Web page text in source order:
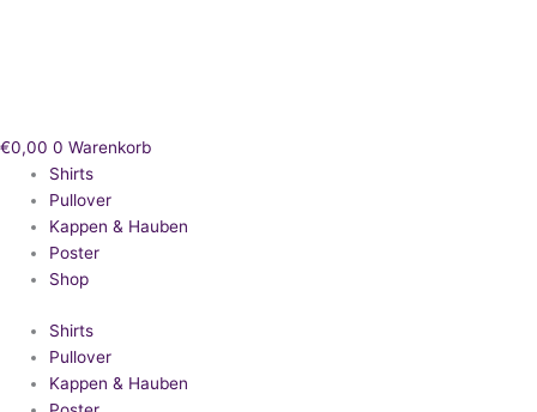
€0,00 0 Warenkorb
Shirts
Pullover
Kappen & Hauben
Poster
Shop
Shirts
Pullover
Kappen & Hauben